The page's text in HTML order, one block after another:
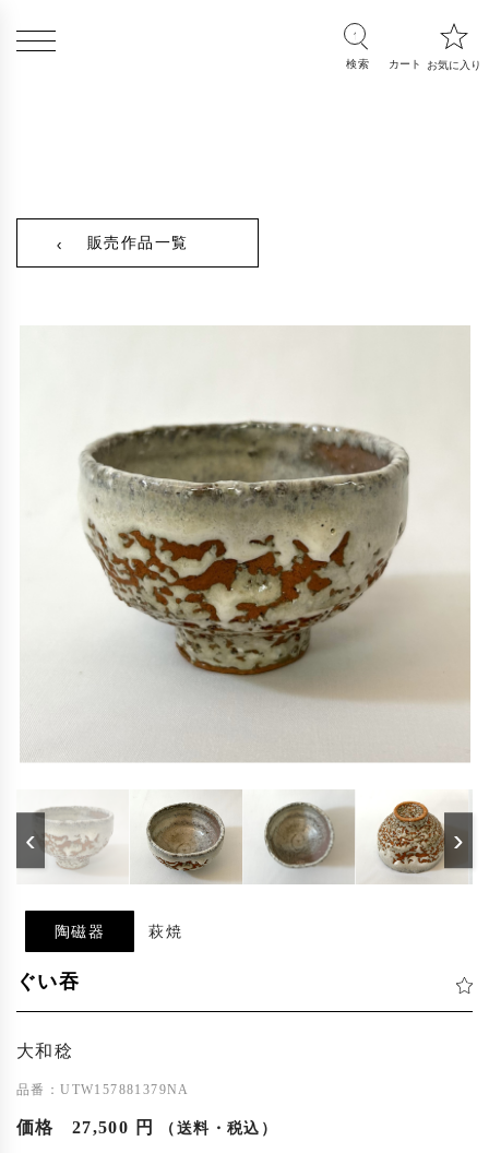
販売作品一覧
‹ ›
陶磁器 萩焼
ぐい吞
大和稔
品番：UTW157881379NA
価格 27,500 円 （送料・税込）